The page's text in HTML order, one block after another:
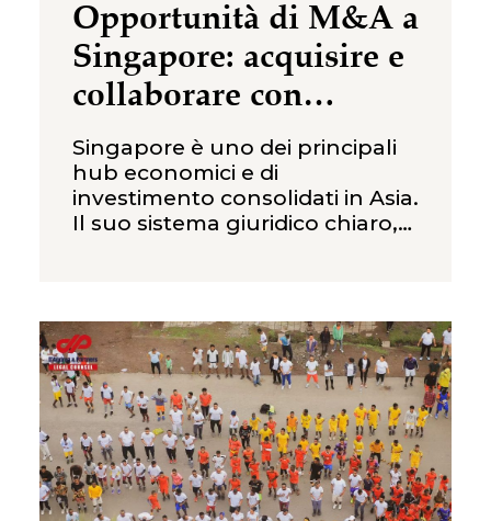
Opportunità di M&A a
Singapore: acquisire e
collaborare con
imprese locali
Singapore è uno dei principali
hub economici e di
investimento consolidati in Asia.
Il suo sistema giuridico chiaro,
strategica nel Sud-est asiatico
la rendono una giurisdizione
attrattiva per gli investitori
internazionali interessati ad
acquisizioni, joint venture e
partnership strategiche con
imprese locali. A differenza di